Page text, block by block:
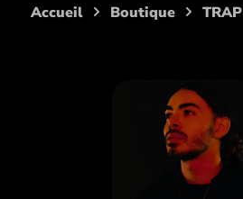
Accueil Boutique TRAP